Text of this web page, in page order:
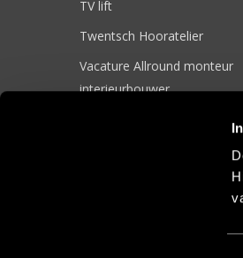
TV lift
Twentsch Hooratelier
Vacature Allround monteur
interieurbouwer